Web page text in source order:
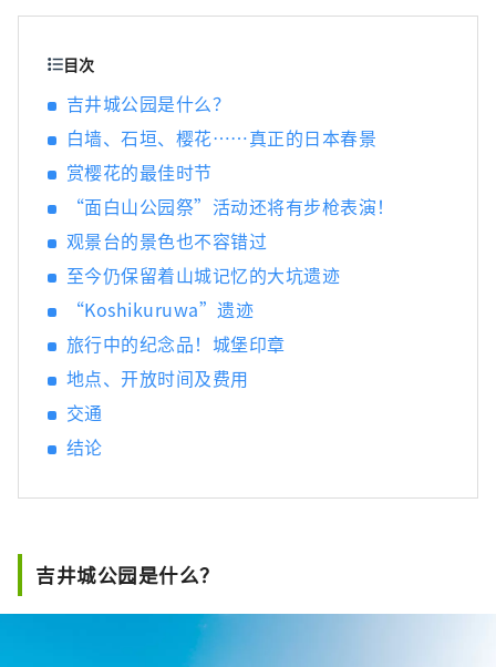
后乐园以及拥有历史、文化和艺术的仓敷美观
目次
吉井城公园是什么？
白墙、石垣、樱花……真正的日本春景
赏樱花的最佳时节
“面白山公园祭”活动还将有步枪表演！
观景台的景色也不容错过
至今仍保留着山城记忆的大坑遗迹
“Koshikuruwa”遗迹
旅行中的纪念品！城堡印章
地点、开放时间及费用
交通
结论
吉井城公园是什么？